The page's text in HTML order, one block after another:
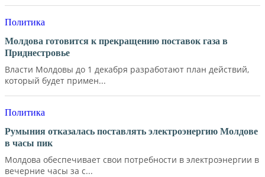
Политика
Молдова готовится к прекращению поставок газа в
Приднестровье
Власти Молдовы до 1 декабря разработают план действий,
который будет примен...
Политика
Румыния отказалась поставлять электроэнергию Молдове
в часы пик
Молдова обеспечивает свои потребности в электроэнергии в
вечерние часы за с...